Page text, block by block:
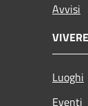
Avvisi
Luoghi
Eventi